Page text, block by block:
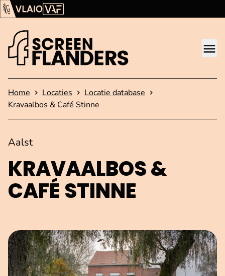
Ga verder naar de inhoud
Vlaams Audiovisueel Fonds (VAF)
Startpagina
Home Locaties
Locatie database
Kravaalbos & Café Stinne
KRAVAALBOS &
CAFÉ STINNE
Aalst
Open afbeelding in popup